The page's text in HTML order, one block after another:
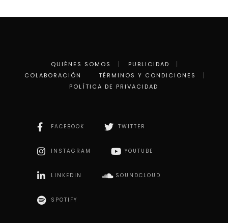
QUIÉNES SOMOS
PUBLICIDAD
COLABORACIÓN
TÉRMINOS Y CONDICIONES
POLÍTICA DE PRIVACIDAD
FACEBOOK TWITTER
INSTAGRAM YOUTUBE
LINKEDIN SOUNDCLOUD
SPOTIFY